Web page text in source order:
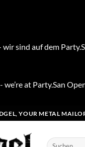
wir sind auf dem
at Party.San
YOUR METAL
Suchen